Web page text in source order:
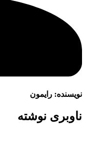
نویسنده: رایمون
ناوبری نوشته